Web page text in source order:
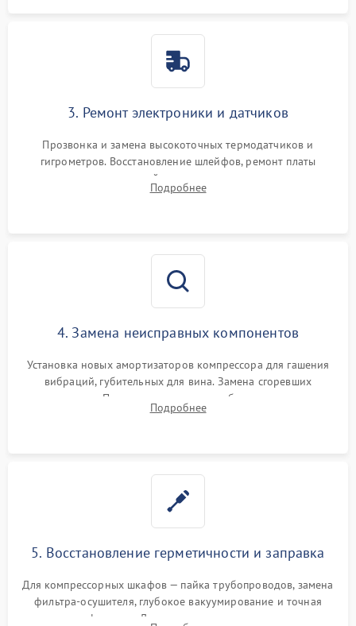
3. Ремонт электроники и датчиков
Прозвонка и замена высокоточных термодатчиков и
гигрометров. Восстановление шлейфов, ремонт платы
управления, отвечающей за поддержание микроклимата.
Проверка систем защиты от УФ-излучения и подсветки.
Подробнее
4. Замена неисправных компонентов
Установка новых амортизаторов компрессора для гашения
вибраций, губительных для вина. Замена сгоревших
элементов Пельтье, вентиляторов обдува, угольных
фильтров или поврежденных уплотнителей дверцы.
Подробнее
5. Восстановление герметичности и заправка
Для компрессорных шкафов — пайка трубопроводов, замена
фильтра-осушителя, глубокое вакуумирование и точная
заправка фреоном. Для термоэлектрических — замена